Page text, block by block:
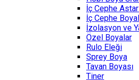
İç Cephe
İç Cephe
İzolasyon ve
Özel Boyalar
Rulo Eleği
Sprey Boya
Tavan Boyası
Tiner